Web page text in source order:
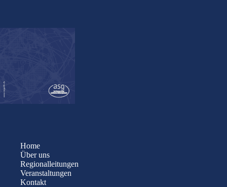
Home
Über uns
Regionalleitungen
Veranstaltungen
Kontakt